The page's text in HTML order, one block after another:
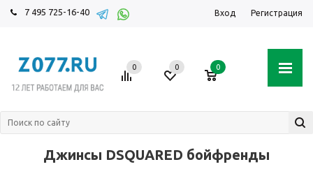
7 495 725-16-40 Вход Регистрация
0 0 0
Джинсы DSQUARED бойфренды